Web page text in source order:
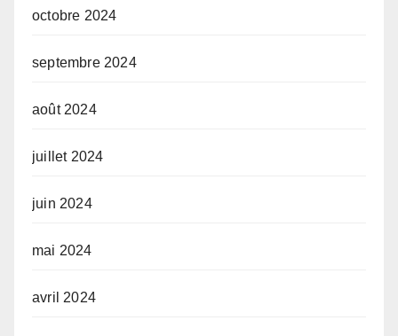
octobre 2024
septembre 2024
août 2024
juillet 2024
juin 2024
mai 2024
avril 2024